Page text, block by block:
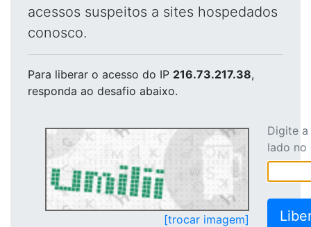
acessos suspeitos a sites hospedados
conosco.
Para liberar o acesso do IP 216.73.217.38,
responda ao desafio abaixo.
[trocar imagem]
Digite
lado no